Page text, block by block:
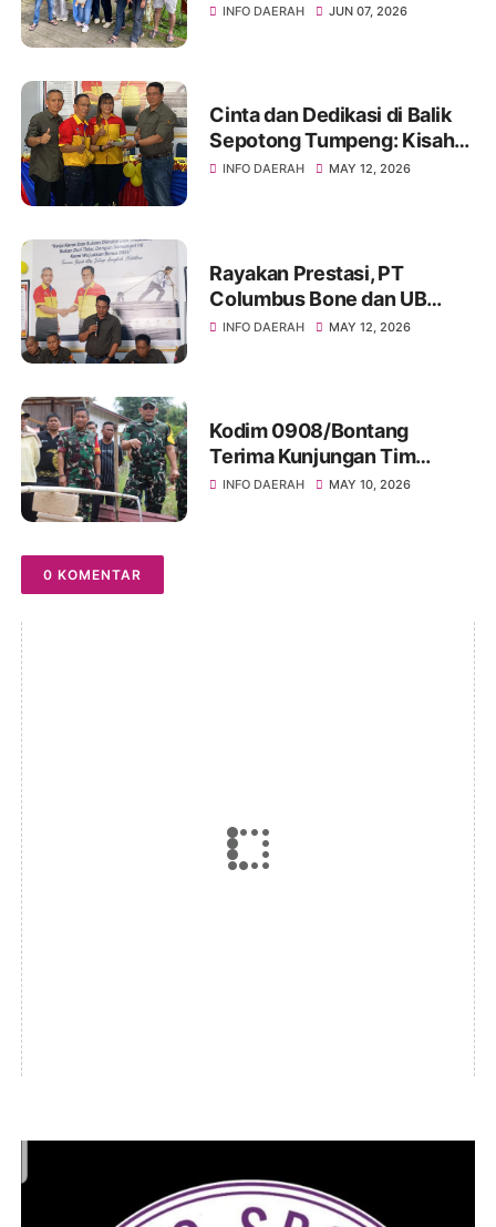
Soppeng Menenun
INFO DAERAH JUN 07, 2026
Cinta dan Dedikasi di Balik
Sepotong Tumpeng: Kisah
Manis Columbus Soppeng &
INFO DAERAH MAY 12, 2026
Rayakan Prestasi, PT
Columbus Bone dan UB
Parepare Bagikan Bonus
INFO DAERAH MAY 12, 2026
Kodim 0908/Bontang
Terima Kunjungan Tim
Wasev TMMD Ke-128 Tahun
INFO DAERAH MAY 10, 2026
0 KOMENTAR